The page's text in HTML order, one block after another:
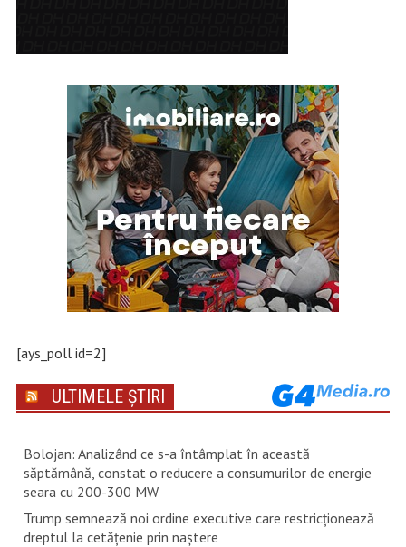
[ays_poll id=2]
ULTIMELE ȘTIRI
Bolojan: Analizând ce s-a întâmplat în această
săptămână, constat o reducere a consumurilor de energie
seara cu 200-300 MW
Trump semnează noi ordine executive care restricţionează
dreptul la cetăţenie prin naştere